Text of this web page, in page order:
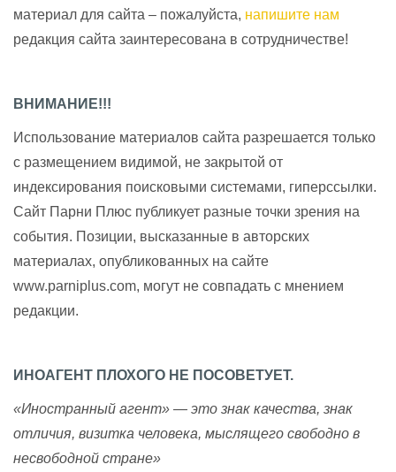
материал для сайта – пожалуйста, напишите нам
редакция сайта заинтересована в сотрудничестве!
ВНИМАНИЕ!!!
Использование материалов сайта разрешается только
с размещением видимой, не закрытой от
индексирования поисковыми системами, гиперссылки.
Сайт Парни Плюс публикует разные точки зрения на
события. Позиции, высказанные в авторских
материалах, опубликованных на сайте
www.parniplus.com, могут не совпадать с мнением
редакции.
ИНОАГЕНТ ПЛОХОГО НЕ ПОСОВЕТУЕТ.
«Иностранный агент» — это знак качества, знак
отличия, визитка человека, мыслящего свободно в
несвободной стране»